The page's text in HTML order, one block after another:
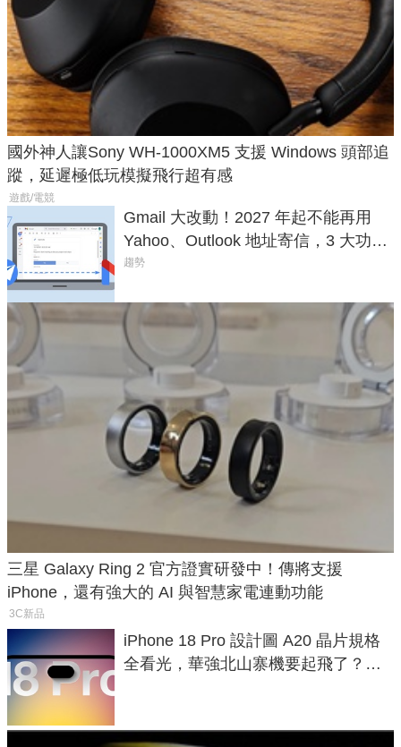
國外神人讓Sony WH-1000XM5 支援 Windows 頭部追
蹤，延遲極低玩模擬飛行超有感
遊戲/電競
Gmail 大改動！2027 年起不能再用
Yahoo、Outlook 地址寄信，3 大功能
將停用
趨勢
三星 Galaxy Ring 2 官方證實研發中！傳將支援
iPhone，還有強大的 AI 與智慧家電連動功能
3C新品
iPhone 18 Pro 設計圖 A20 晶片規格
全看光，華強北山寨機要起飛了？專